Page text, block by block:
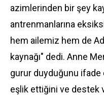
azimlerinden bir şey
antrenmanlarına
hem ailemiz hem de
kaynağı" dedi. Anne
gurur duyduğunu ifade
eşlik ettiğini ve destek